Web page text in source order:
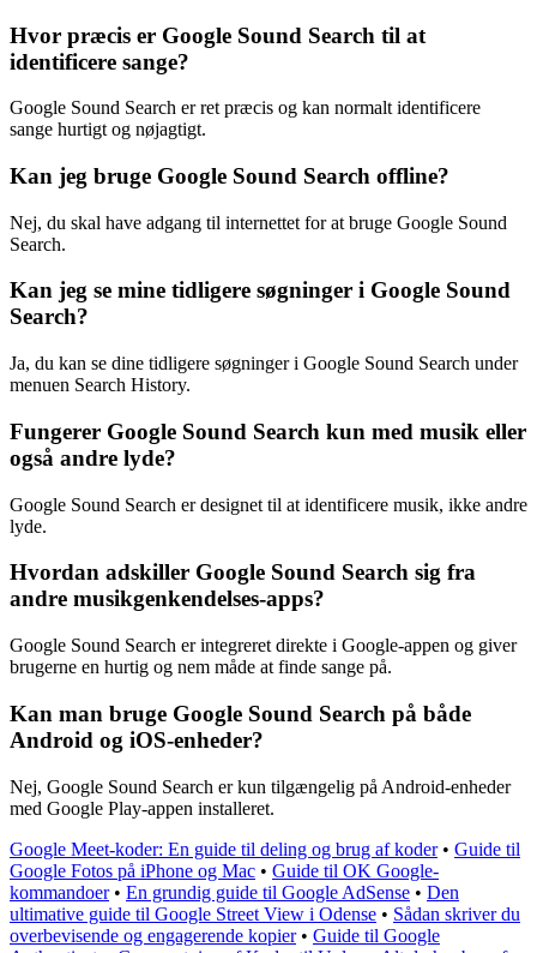
Hvor præcis er Google Sound Search til at
identificere sange?
Google Sound Search er ret præcis og kan normalt identificere
sange hurtigt og nøjagtigt.
Kan jeg bruge Google Sound Search offline?
Nej, du skal have adgang til internettet for at bruge Google Sound
Search.
Kan jeg se mine tidligere søgninger i Google Sound
Search?
Ja, du kan se dine tidligere søgninger i Google Sound Search under
menuen Search History.
Fungerer Google Sound Search kun med musik eller
også andre lyde?
Google Sound Search er designet til at identificere musik, ikke andre
lyde.
Hvordan adskiller Google Sound Search sig fra
andre musikgenkendelses-apps?
Google Sound Search er integreret direkte i Google-appen og giver
brugerne en hurtig og nem måde at finde sange på.
Kan man bruge Google Sound Search på både
Android og iOS-enheder?
Nej, Google Sound Search er kun tilgængelig på Android-enheder
med Google Play-appen installeret.
Google Meet-koder: En guide til deling og brug af koder• Guide til
Google Fotos på iPhone og Mac • Guide til OK Google-
kommandoer• En grundig guide til Google AdSense • Den
ultimative guide til Google Street View i Odense • Sådan skriver du
overbevisende og engagerende kopier• Guide til Google